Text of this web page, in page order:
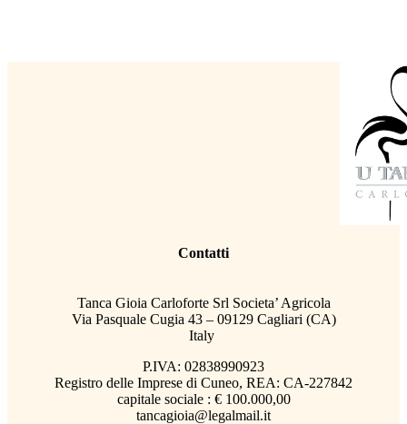
Contatti
Tanca Gioia Carloforte Srl Societa’ Agricola
Via Pasquale Cugia 43 – 09129 Cagliari (CA)
Italy
P.IVA: 02838990923
Registro delle Imprese di Cuneo, REA: CA-227842
capitale sociale : € 100.000,00
tancagioia@legalmail.it